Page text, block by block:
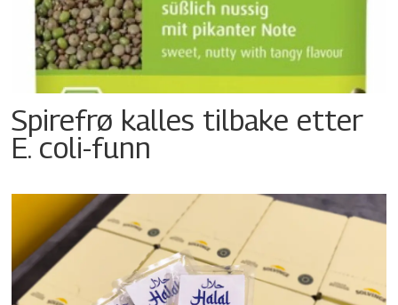
Spirefrø kalles tilbake etter
E. coli-funn